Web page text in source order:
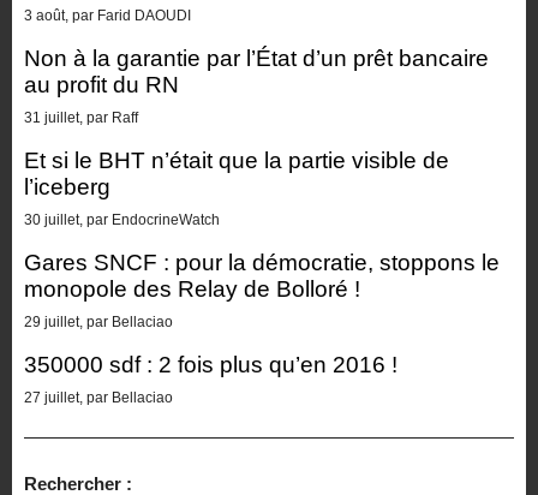
3 août, par Farid DAOUDI
Non à la garantie par l’État d’un prêt bancaire
au profit du RN
31 juillet, par Raff
Et si le BHT n’était que la partie visible de
l’iceberg
30 juillet, par EndocrineWatch
Gares SNCF : pour la démocratie, stoppons le
monopole des Relay de Bolloré !
29 juillet, par Bellaciao
350000 sdf : 2 fois plus qu’en 2016 !
27 juillet, par Bellaciao
Rechercher :